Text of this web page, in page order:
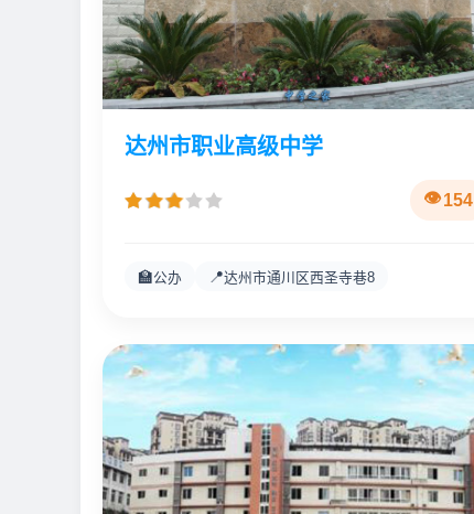
达州市职业高级中学
154
🏫公办 📍达州市通川区西圣寺巷8